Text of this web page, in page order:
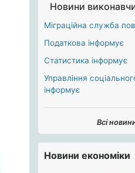
Новини
Міграційна служба
Податкова інформує
Статистика інформує
Управління
інформує
Всі
Новини економіки